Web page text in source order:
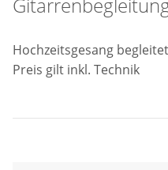
Hochzeitsgesang
Preis gilt inkl. Technik